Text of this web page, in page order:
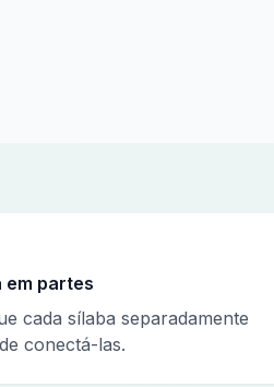
em partes
cada sílaba separadamente
conectá-las.